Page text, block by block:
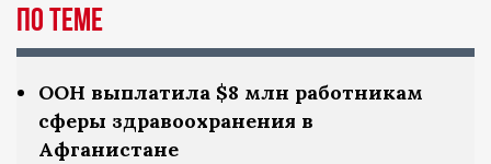
По теме
ООН выплатила $8 млн работникам
сферы здравоохранения в
Афганистане